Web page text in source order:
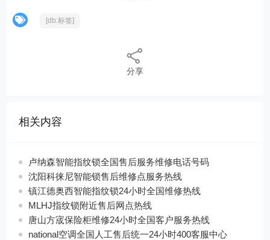
[db:标签]
分享
相关内容
卢纳森智能指纹锁全国售后服务维修电话号码
沈阳科徕尼智能锁售后维修点服务热线
镇江德奥西智能指纹锁24小时全国维修热线
MLHJ指纹锁附近售后网点热线
唐山方宬保险柜维修24小时全国客户服务热线
national空调全国人工售后统一24小时400客服中心